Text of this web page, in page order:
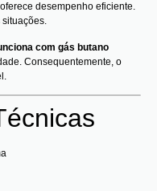
oferece desempenho eficiente.
situações.
com gás butano
Consequentemente, o